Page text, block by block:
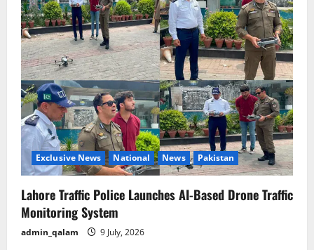
Exclusive News National News Pakistan
Lahore Traffic Police Launches AI-Based Drone Traffic
Monitoring System
admin_qalam 9 July, 2026